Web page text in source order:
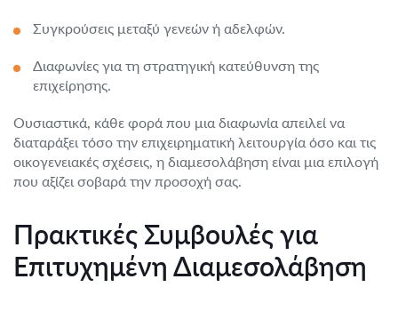
Συγκρούσεις μεταξύ γενεών ή αδελφών.
Διαφωνίες για τη στρατηγική κατεύθυνση της
επιχείρησης.
Ουσιαστικά, κάθε φορά που μια διαφωνία απειλεί να
διαταράξει τόσο την επιχειρηματική λειτουργία όσο και τις
οικογενειακές σχέσεις, η διαμεσολάβηση είναι μια επιλογή
που αξίζει σοβαρά την προσοχή σας.
Πρακτικές Συμβουλές για
Επιτυχημένη Διαμεσολάβηση